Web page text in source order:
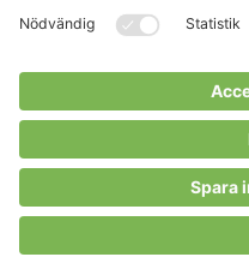
Press & media
Personuppgiftspolicy
Copyright